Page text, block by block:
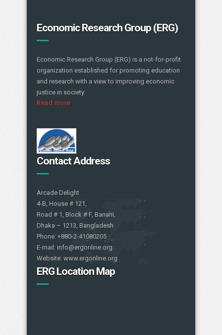
Economic Research Group (ERG)
Economic Research Group (ERG) is a not-for-profit
organization established for promoting education
and research with a view to improving economic
justice in society.
Read more
Contact Address
Arcade Delight
4-B, House # 121,
Road # 1, Block # F, Banani,
Dhaka – 1213, Bangladesh
Phone: +880-2-41080205
E-mail: info@ergonline.org
Website: www.ergonline.org
ERG Location Map